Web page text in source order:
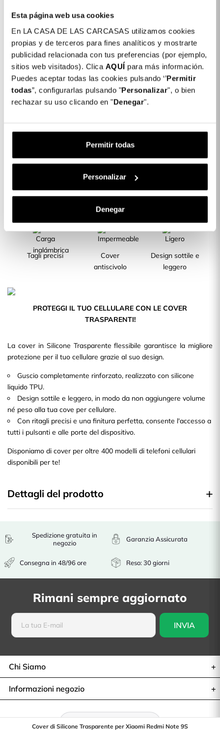
Esta página web usa cookies
En LA CASA DE LAS CARCASAS utilizamos cookies
propias y de terceros para fines analíticos y mostrarte
publicidad relacionada con tus preferencias (por ejemplo,
sitios web visitados). Clica AQUÍ para más información.
Puedes aceptar todas las cookies pulsando ‘’Permitir
todas”, configurarlas pulsando "Personalizar", o bien
rechazar su uso clicando en "Denegar".
Permitir todas
Personalizar
Denegar
Disponiamo di cover per oltre 400 modelli di telefoni cellulari
disponibili per te!
Dettagli del prodotto
Cover di Silicone Trasparente per Xiaomi Redmi Note 9S
Cover di Silicone Trasparente per Xiaomi
Redmi Note 9S
14,99 €
Descrizione
La migliore
Silicone
Flessibile
Tagli precisi
Cover
antiscivolo
Design sottile e
leggero
PROTEGGI IL TUO CELLULARE CON LE COVER
TRASPARENTI!
La cover in Silicone Trasparente flessibile garantisce la migliore
protezione per il tuo cellulare grazie al suo design.
Guscio completamente rinforzato, realizzato con silicone
liquido TPU.
Design sottile e leggero, in modo da non aggiungere volume
né peso alla tua cove per cellulare.
Con ritagli precisi e una finitura perfetta, consente l'accesso a
tutti i pulsanti e alle porte del dispositivo.
Disponiamo di cover per oltre 400 modelli di telefoni cellulari
disponibili per te!
Dettagli del prodotto
Spedizione gratuita in
negozio
Consegna in 48/96 ore
Garanzia Assicurata
Reso: 30 giorni
Rimani sempre aggiornato
Chi Siamo
Informazioni negozio
Recesso dal contratto